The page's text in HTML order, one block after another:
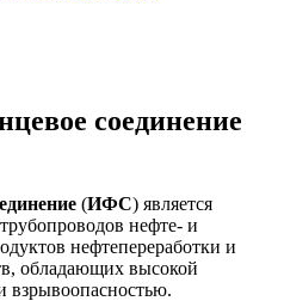
соединение
(ИФС) является
нефте- и
нефтепереработки и
обладающих высокой
взрывоопасностью.